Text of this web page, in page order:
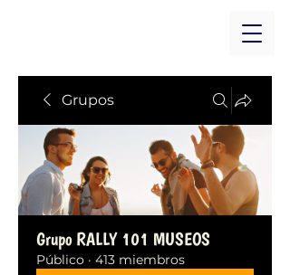
Grupos
Grupo RALLY 101 MUSEOS
Público · 413 miembros